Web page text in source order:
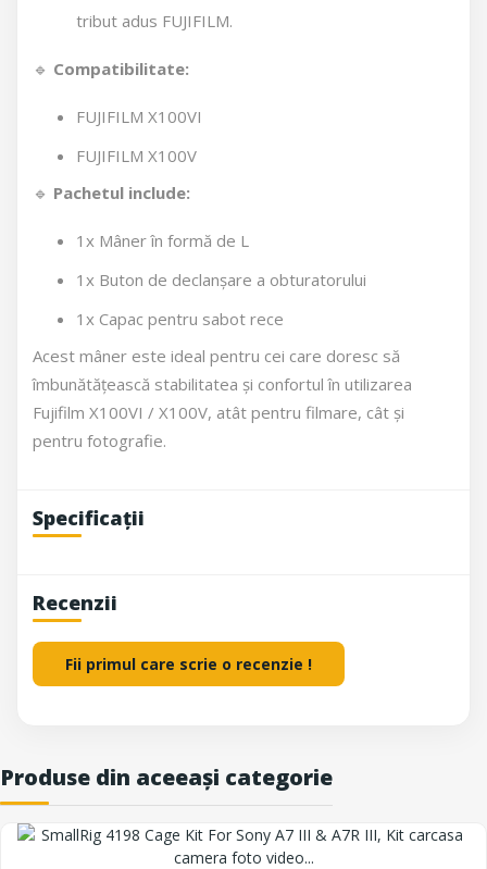
tribut adus FUJIFILM.
🔹 Compatibilitate:
FUJIFILM X100VI
FUJIFILM X100V
🔹 Pachetul include:
1x Mâner în formă de L
1x Buton de declanșare a obturatorului
1x Capac pentru sabot rece
Acest mâner este ideal pentru cei care doresc să
îmbunătățească stabilitatea și confortul în utilizarea
Fujifilm X100VI / X100V, atât pentru filmare, cât și
pentru fotografie.
Specificații
Recenzii
Fii primul care scrie o recenzie !
Produse din aceeași categorie